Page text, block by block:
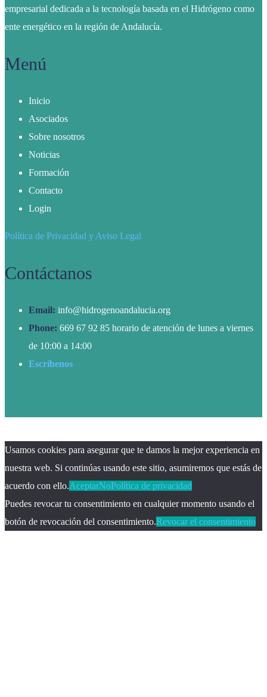
empresarial dedicada a la tecnología basada en el Hidrógeno como
ente energético en la región de Andalucía.
Menú
Inicio
Asociados
Sobre nosotros
Noticias
Formación
Contacto
Login
Política de Privacidad y Aviso Legal
Contáctanos
Email: info@hidrogenoandalucia.org
Phone: 669 67 92 85 horario de atención de lunes a viernes
de 10:00 a 14:00
Escríbenos
Usamos cookies para asegurar que te damos la mejor experiencia en
nuestra web. Si continúas usando este sitio, asumiremos que estás de
acuerdo con ello.AceptarNoPolítica de privacidad
Puedes revocar tu consentimiento en cualquier momento usando el
botón de revocación del consentimiento.Revocar el consentimiento